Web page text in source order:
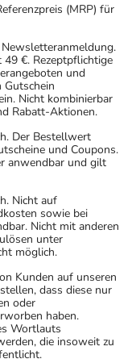
(MRP) für
€. Rezeptpflichtige
und
Nicht kombinierbar
Rabatt-Aktionen.
Der Bestellwert
und Coupons.
anwendbar und gilt
Nicht auf
sowie bei
Nicht mit anderen
unter
möglich.
Kunden auf unseren
dass diese nur
oder
haben.
Wortlauts
die insoweit zu